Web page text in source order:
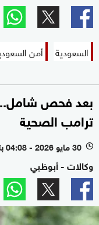
السعودية أمن
بعد فحص شامل..
ترامب الصحية
l 30 مايو 2026 - 04:08 بتوقيت أبوظبي
وكالات - أبوظبي